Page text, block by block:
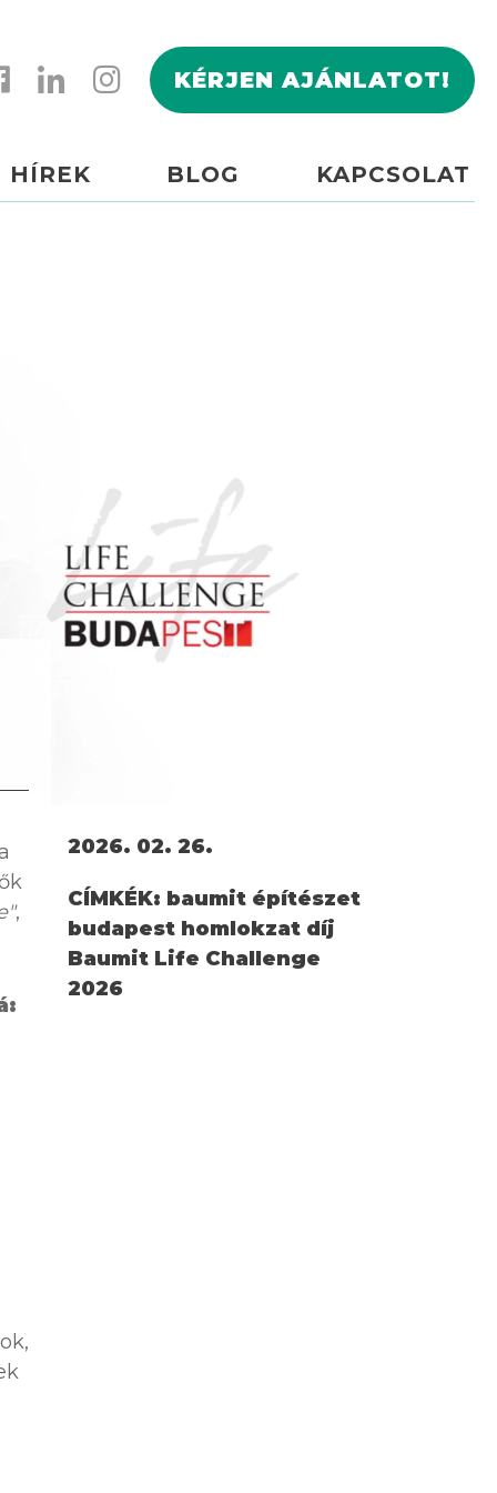
KÉRJEN AJÁNLATOT!
HÍREK BLOG KAPCSOLAT
,
2026. 02. 26.
CÍMKÉK: baumit építészet
budapest homlokzat díj
Baumit Life Challenge
2026